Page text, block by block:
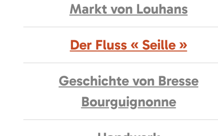
Markt von Louhans
Der Fluss « Seille »
Geschichte von Bresse
Bourguignonne